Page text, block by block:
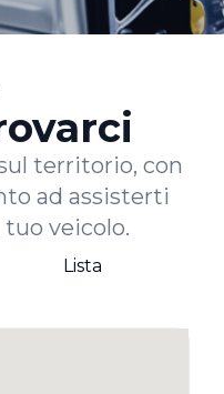
territorio, con
ad assisterti
veicolo.
Lista